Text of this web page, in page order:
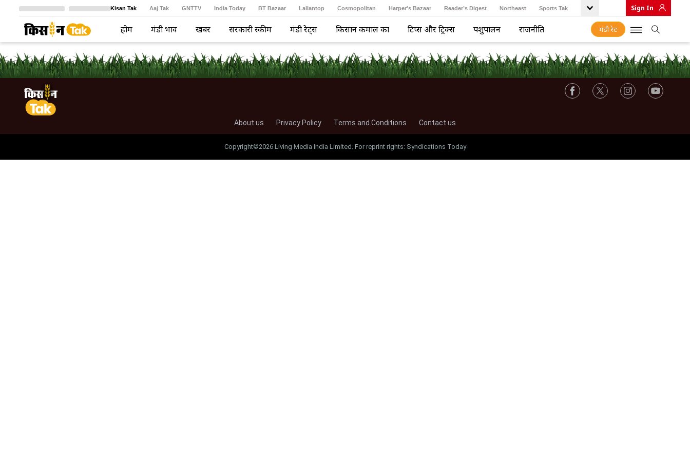
Kisan Tak Aaj Tak GNTTV India Today BT Bazaar Lallantop Cosmopolitan Harper's Bazaar Reader’s Digest Northeast Sports Tak
Crime Tak Astro Tak
Sign In
होम मंडी भाव खबरें सरकारी स्कीम मंडी रेट्स किसान कमाल का टिप्स और ट्रिक्स पशुपालन राजनीति मंडी रेट
About us Privacy Policy Terms and Conditions Contact us
Copyright©2026 Living Media India Limited. For reprint rights: Syndications Today